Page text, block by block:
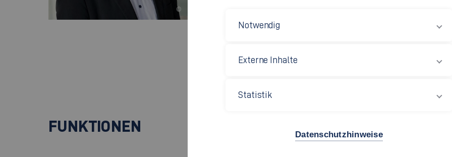
©
+49 7161 679-1242
FUNKTIONEN
Notwendig
Externe Inhalte
Statistik
Datenschutzhinweise